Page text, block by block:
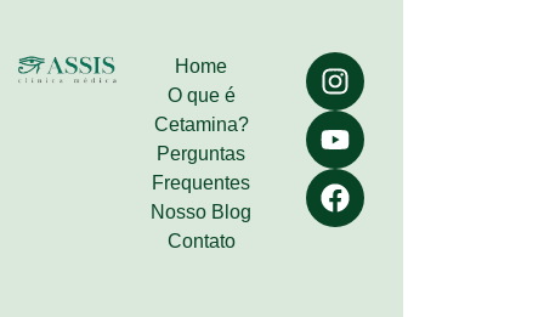
Home
O que é
Cetamina?
Perguntas
Frequentes
Nosso Blog
Contato